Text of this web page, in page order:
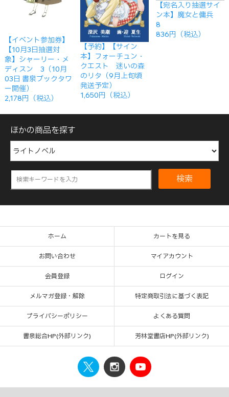
【イベント参加券】
【10月3日抽選対
象】シャーリー・メ
ディスン 3（10月
03日 書泉ブックタワ
ー開催）
2,178円（税込）
【予約】【サイン
本】フォーチュン・
クエスト 迷いの森
のリタ（9月上旬頃
発送予定）
1,650円（税込）
【宛名入り抽選サイ
ン本】魔女と傭兵
8
836円（税込）
ほかの商品を探す
検索
ホーム カートを見る
お問い合わせ マイアカウント
会員登録 ログイン
メルマガ登録・解除 特定商取引法に基づく表記
プライバシーポリシー よくある質問
書泉総合HP(外部リンク) 芳林堂書店HP(外部リンク)